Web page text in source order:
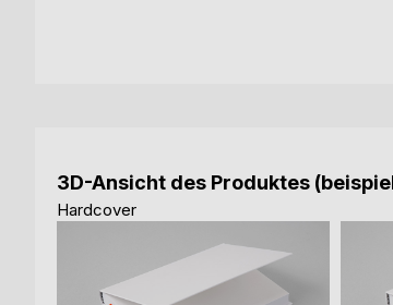
3D-Ansicht des Produktes
Hardcover